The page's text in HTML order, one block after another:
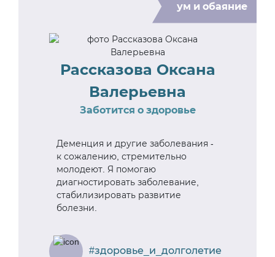
ум и обаяние
Рассказова Оксана
Валерьевна
Заботится о здоровье
Деменция и другие заболевания -
к сожалению, стремительно
молодеют. Я помогаю
диагностировать заболевание,
стабилизировать развитие
болезни.
#здоровье_и_долголетие